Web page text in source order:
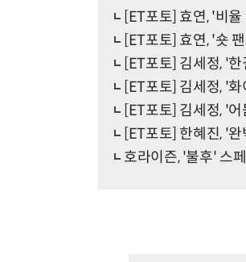
[ET포토] 효연, '비
[ET포토] 효연, '숏
[ET포토] 김세정, '
[ET포토] 김세정, '
[ET포토] 김세정, '
[ET포토] 한혜진, '
호라이즌, '불후' 스